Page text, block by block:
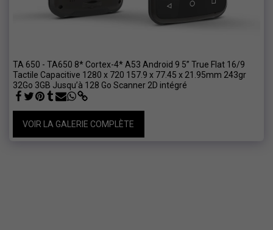
TA 650 - TA650 8* Cortex-4* A53 Android 9 5’’ True Flat 16/9
Tactile Capacitive 1280 x 720 157.9 x 77.45 x 21.95mm 243gr
32Go 3GB Jusqu’à 128 Go Scanner 2D intégré
VOIR LA GALERIE COMPLÈTE